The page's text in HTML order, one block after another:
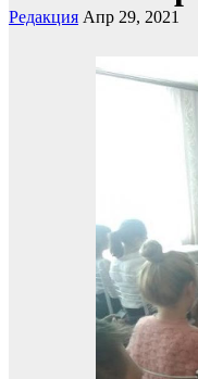
Редакция Апр 29, 2021